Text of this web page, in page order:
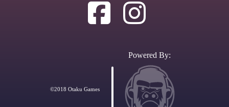
©2018 Otaku Games
Powered By: